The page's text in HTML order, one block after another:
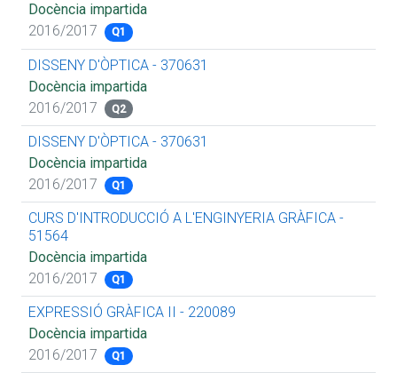
Docència impartida
2016/2017
Q1
DISSENY D'ÒPTICA - 370631
Docència impartida
2016/2017
Q2
DISSENY D'ÒPTICA - 370631
Docència impartida
2016/2017
Q1
CURS D'INTRODUCCIÓ A L'ENGINYERIA GRÀFICA -
51564
Docència impartida
2016/2017
Q1
EXPRESSIÓ GRÀFICA II - 220089
Docència impartida
2016/2017
Q1